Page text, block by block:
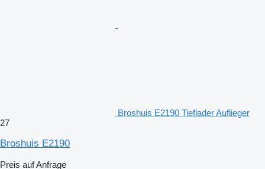
Broshuis E2190 Tieflader Auflieger
27
Broshuis E2190
Preis auf Anfrage